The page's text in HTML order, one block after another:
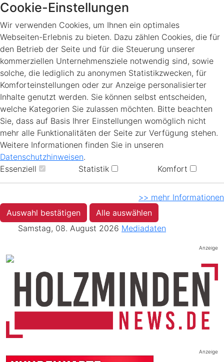
Cookie-Einstellungen
Wir verwenden Cookies, um Ihnen ein optimales
Webseiten-Erlebnis zu bieten. Dazu zählen Cookies, die für
den Betrieb der Seite und für die Steuerung unserer
kommerziellen Unternehmensziele notwendig sind, sowie
solche, die lediglich zu anonymen Statistikzwecken, für
Komforteinstellungen oder zur Anzeige personalisierter
Inhalte genutzt werden. Sie können selbst entscheiden,
welche Kategorien Sie zulassen möchten. Bitte beachten
Sie, dass auf Basis Ihrer Einstellungen womöglich nicht
mehr alle Funktionalitäten der Seite zur Verfügung stehen.
Weitere Informationen finden Sie in unseren
Datenschutzhinweisen.
Essenziell
Statistik Komfort
>> mehr Informationen
Auswahl bestätigen
Alle auswählen
Samstag, 08. August 2026 Mediadaten
Anzeige
Anzeige